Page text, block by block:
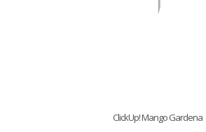
ClickUp! Mango Gardena